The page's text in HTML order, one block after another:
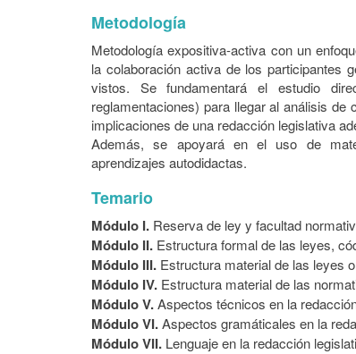
Metodología
Metodología expositiva-activa con un
la colaboración activa de los participantes
vistos. Se fundamentará el estudio
reglamentaciones) para llegar al análisis
implicaciones de una redacción legislativa
Además, se apoyará en el uso de
aprendizajes autodidactas.
Temario
Módulo I. Reserva de ley y facultad
Módulo II. Estructura formal de las leyes,
Módulo III. Estructura material de las leyes
Módulo IV. Estructura material de las
Módulo V.Aspectos técnicos en la
Módulo VI.Aspectos gramáticales en la
Módulo VII. Lenguaje en la redacción